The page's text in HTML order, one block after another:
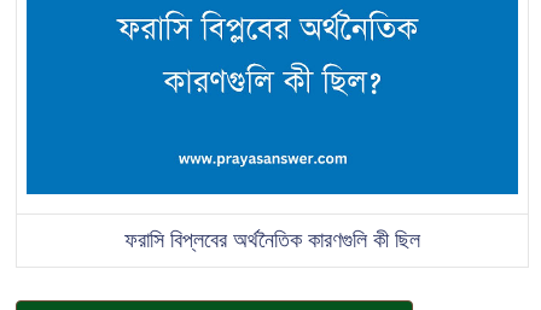
ফরাসি বিপ্লবের অর্থনৈতিক কারণগুলি কী ছিল